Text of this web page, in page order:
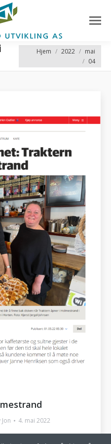
You are here:
Hjem 2022
mai
04
Jon 4. mai 2022